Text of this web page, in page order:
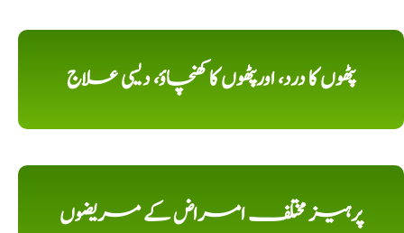
پٹھوں کا درد، اورپٹھوں کا کھنچاؤ، دیسی علاج
پرہیز مختلف امراض کے مریضوں